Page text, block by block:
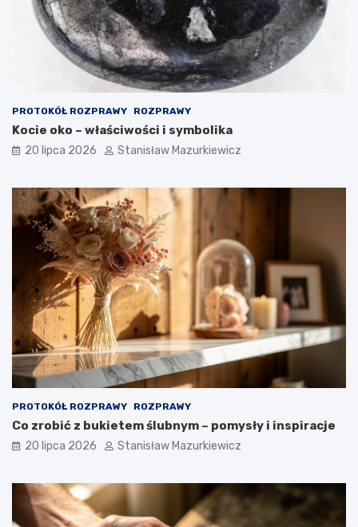
PROTOKÓŁ ROZPRAWY ROZPRAWY
Kocie oko – właściwości i symbolika
20 lipca 2026 Stanisław Mazurkiewicz
PROTOKÓŁ ROZPRAWY ROZPRAWY
Co zrobić z bukietem ślubnym – pomysły i inspiracje
20 lipca 2026 Stanisław Mazurkiewicz